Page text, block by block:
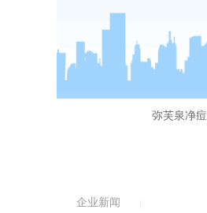
弥芙泉净
企业新闻